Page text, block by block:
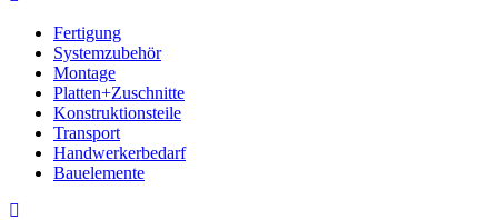
Fertigung
Systemzubehör
Montage
Platten+Zuschnitte
Konstruktionsteile
Transport
Handwerkerbedarf
Bauelemente